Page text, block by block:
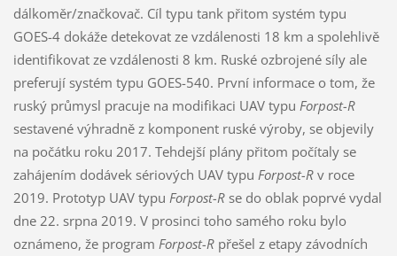
dálkoměr/značkovač. Cíl typu tank přitom systém typu
GOES-4 dokáže detekovat ze vzdálenosti 18 km a spolehlivě
identifikovat ze vzdálenosti 8 km. Ruské ozbrojené síly ale
preferují systém typu GOES-540. První informace o tom, že
ruský průmysl pracuje na modifikaci UAV typu Forpost-R
sestavené výhradně z komponent ruské výroby, se objevily
na počátku roku 2017. Tehdejší plány přitom počítaly se
zahájením dodávek sériových UAV typu Forpost-Rv roce
2019. Prototyp UAV typu Forpost-Rse do oblak poprvé vydal
dne 22. srpna 2019. V prosinci toho samého roku bylo
oznámeno, že program Forpost-Rpřešel z etapy závodních